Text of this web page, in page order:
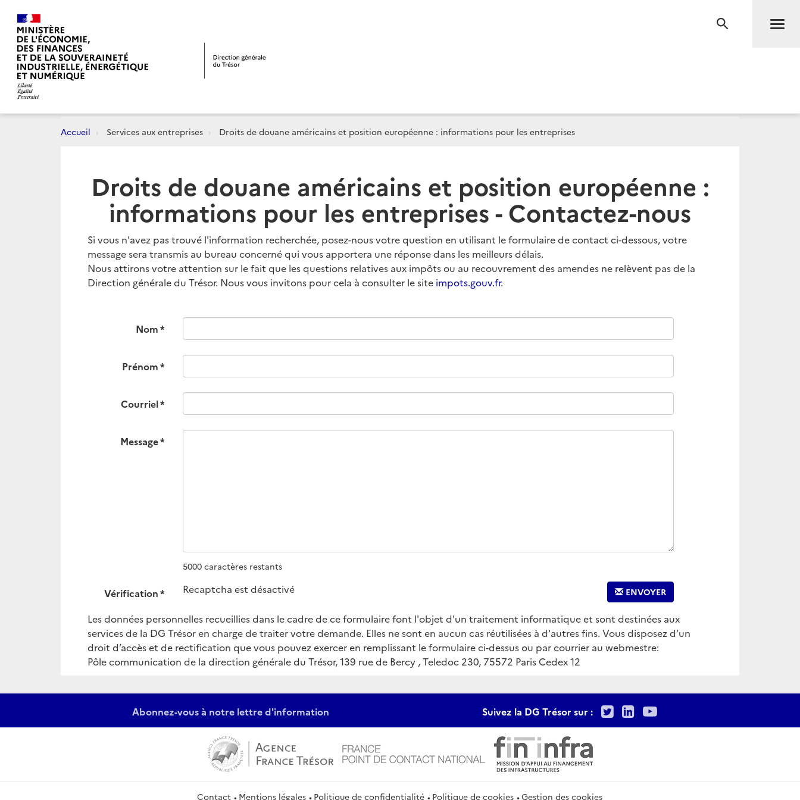
RECHERCHE
Accueil Services aux entreprises Droits de douane américains et position européenne : informations pour les entreprises
Droits de douane américains et position européenne :
informations pour les entreprises - Contactez-nous
Si vous n'avez pas trouvé l'information recherchée, posez-nous votre question en utilisant le formulaire de contact ci-dessous, votre
message sera transmis au bureau concerné qui vous apportera une réponse dans les meilleurs délais.
Nous attirons votre attention sur le fait que les questions relatives aux impôts ou au recouvrement des amendes ne relèvent pas de la
Direction générale du Trésor. Nous vous invitons pour cela à consulter le site impots.gouv.fr.
Nom
Prénom
Courriel
Message
5000 caractères restants
Vérification Recaptcha est désactivé ENVOYER
Les données personnelles recueillies dans le cadre de ce formulaire font l'objet d'un traitement informatique et sont destinées aux
services de la DG Trésor en charge de traiter votre demande. Elles ne sont en aucun cas réutilisées à d'autres fins. Vous disposez d’un
droit d’accès et de rectification que vous pouvez exercer en remplissant le formulaire ci-dessus ou par courrier au webmestre:
Pôle communication de la direction générale du Trésor, 139 rue de Bercy , Teledoc 230, 75572 Paris Cedex 12
Abonnez-vous à notre lettre d'information Suivez la DG Trésor sur : TwitterLinkedIn
Youtube
Contact Mentions légales Politique de confidentialité Politique de cookies Gestion des cookies